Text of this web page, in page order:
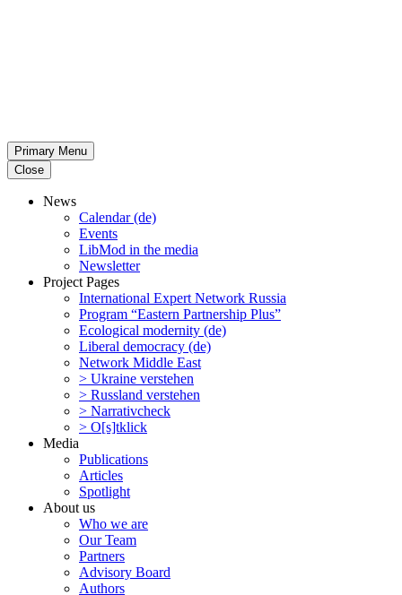
Primary Menu
Close
News
Calendar (de)
Events
LibMod in the media
Newsletter
Project Pages
Inter­na­tional Expert Network Russia
Program “Eastern Partnership Plus”
Ecological modernity (de)
Liberal democracy (de)
Network Middle East
> Ukraine verstehen
> Russland verstehen
> Narra­tivcheck
> O[s]tklick
Media
Publi­ca­tions
Articles
Spotlight
About us
Who we are
Our Team
Partners
Advisory Board
Authors